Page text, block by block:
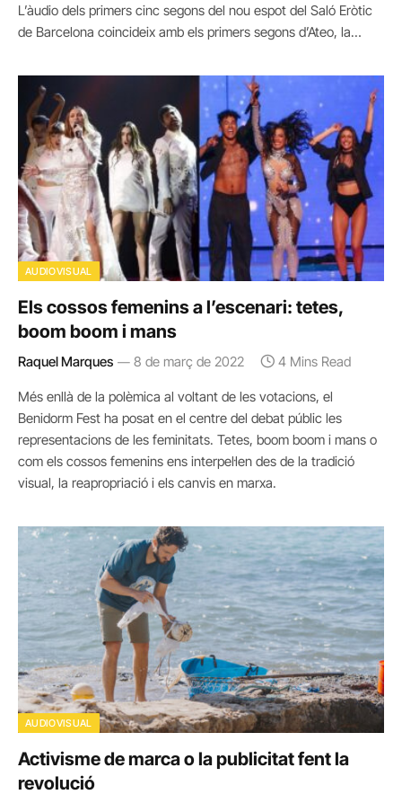
L’àudio dels primers cinc segons del nou espot del Saló Eròtic
de Barcelona coincideix amb els primers segons d’Ateo, la…
AUDIOVISUAL
Els cossos femenins a l’escenari: tetes,
boom boom i mans
Raquel Marques 8 de març de 2022 4 Mins Read
Més enllà de la polèmica al voltant de les votacions, el
Benidorm Fest ha posat en el centre del debat públic les
representacions de les feminitats. Tetes, boom boom i mans o
com els cossos femenins ens interpel·len des de la tradició
visual, la reapropriació i els canvis en marxa.
AUDIOVISUAL
Activisme de marca o la publicitat fent la
revolució